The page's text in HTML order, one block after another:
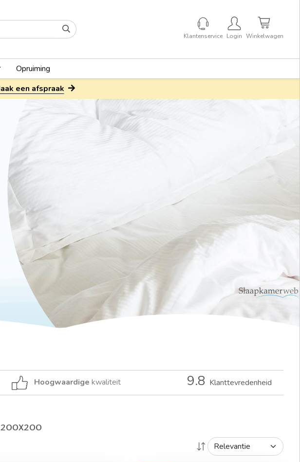
Klantenservice Login Winkelwagen
Opruiming
een afspraak
Hoogwaardige kwaliteit 9.8 Klanttevredenheid